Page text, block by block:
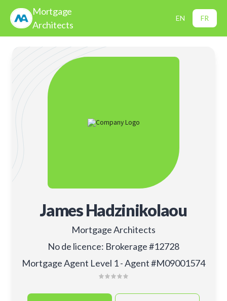
Mortgage
Architects
EN FR
James Hadzinikolaou
Mortgage Architects
No de licence: Brokerage #12728
Mortgage Agent Level 1 - Agent #M09001574